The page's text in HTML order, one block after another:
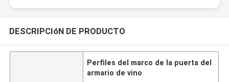
DESCRIPCIóN DE PRODUCTO
Perfiles del marco de la puerta del
armario de vino